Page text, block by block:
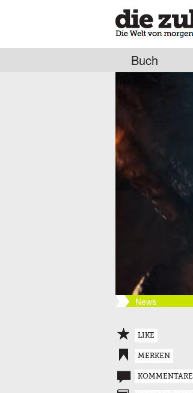
Buch
News
LIKE
MERKEN
KOMMENTARE